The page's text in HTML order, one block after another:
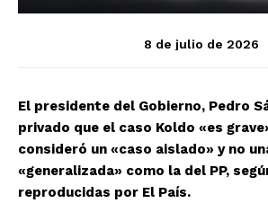
8 de julio de 2026
El presidente del Gobierno, Pedro
privado que el caso Koldo «es
consideró un «caso aislado» y no
«generalizada» como la del PP,
reproducidas por El País.